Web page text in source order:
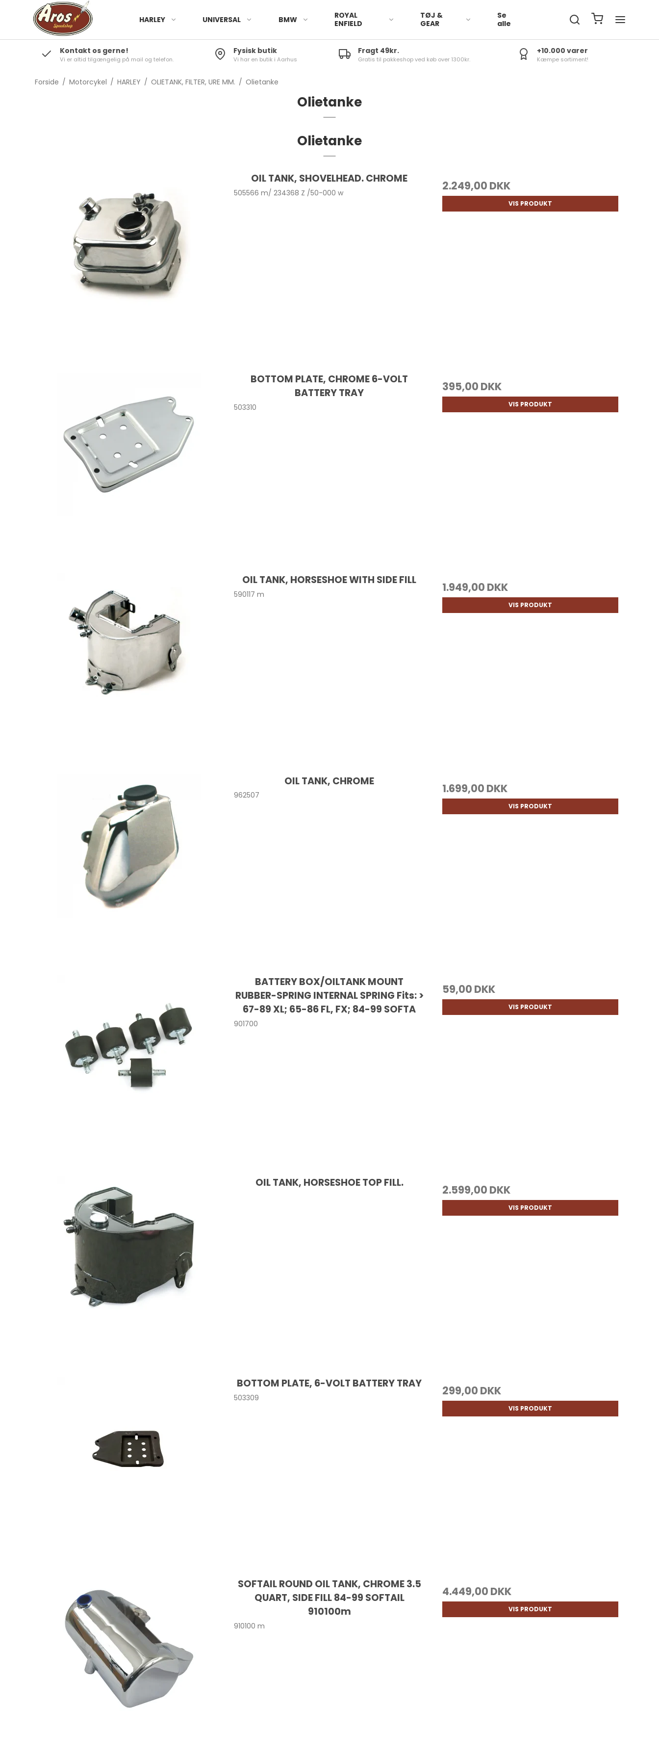
HARLEY UNIVERSAL BMW
ROYAL
ENFIELD
TØJ &
GEAR
Se
alle
Kontakt os gerne!
Vi er altid tilgængelig på mail og telefon.
Fysisk butik
Vi har en butik i Aarhus
Fragt 49kr.
Gratis til pakkeshop ved køb over 1300kr.
+10.000 varer
Kæmpe sortiment!
Forside / Motorcykel / HARLEY / OLIETANK, FILTER, URE MM. / Olietanke
Olietanke
Olietanke
OIL TANK, SHOVELHEAD. CHROME
505566 m/ 234368 Z /50-000 w 2.249,00 DKK
VIS PRODUKT
BOTTOM PLATE, CHROME 6-VOLT
BATTERY TRAY
503310
395,00 DKK
VIS PRODUKT
OIL TANK, HORSESHOE WITH SIDE FILL
590117 m 1.949,00 DKK
VIS PRODUKT
OIL TANK, CHROME
962507 1.699,00 DKK
VIS PRODUKT
BATTERY BOX/OILTANK MOUNT
RUBBER-SPRING INTERNAL SPRING Fits: >
67-89 XL; 65-86 FL, FX; 84-99 SOFTA
901700
59,00 DKK
VIS PRODUKT
OIL TANK, HORSESHOE TOP FILL.
2.599,00 DKK
VIS PRODUKT
BOTTOM PLATE, 6-VOLT BATTERY TRAY
503309 299,00 DKK
VIS PRODUKT
SOFTAIL ROUND OIL TANK, CHROME 3.5
QUART, SIDE FILL 84-99 SOFTAIL
910100m
910100 m
4.449,00 DKK
VIS PRODUKT